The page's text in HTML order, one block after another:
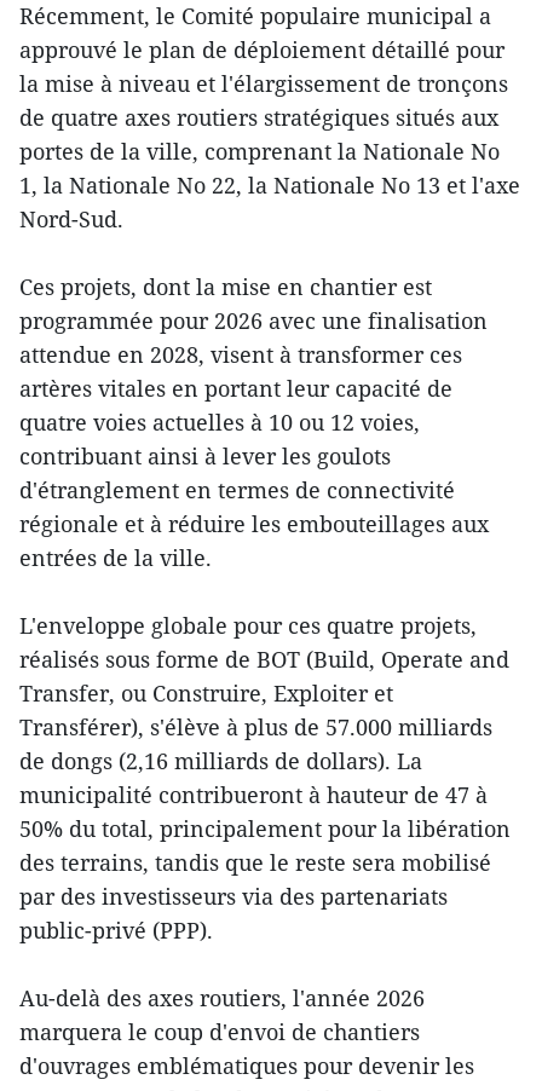
Récemment, le Comité populaire municipal a
approuvé le plan de déploiement détaillé pour
la mise à niveau et l'élargissement de tronçons
de quatre axes routiers stratégiques situés aux
portes de la ville, comprenant la Nationale No
1, la Nationale No 22, la Nationale No 13 et l'axe
Nord-Sud.
Ces projets, dont la mise en chantier est
programmée pour 2026 avec une finalisation
attendue en 2028, visent à transformer ces
artères vitales en portant leur capacité de
quatre voies actuelles à 10 ou 12 voies,
contribuant ainsi à lever les goulots
d'étranglement en termes de connectivité
régionale et à réduire les embouteillages aux
entrées de la ville.
L'enveloppe globale pour ces quatre projets,
réalisés sous forme de BOT (Build, Operate and
Transfer, ou Construire, Exploiter et
Transférer), s'élève à plus de 57.000 milliards
de dongs (2,16 milliards de dollars). La
municipalité contribueront à hauteur de 47 à
50% du total, principalement pour la libération
des terrains, tandis que le reste sera mobilisé
par des investisseurs via des partenariats
public-privé (PPP).
Au-delà des axes routiers, l'année 2026
marquera le coup d'envoi de chantiers
d'ouvrages emblématiques pour devenir les